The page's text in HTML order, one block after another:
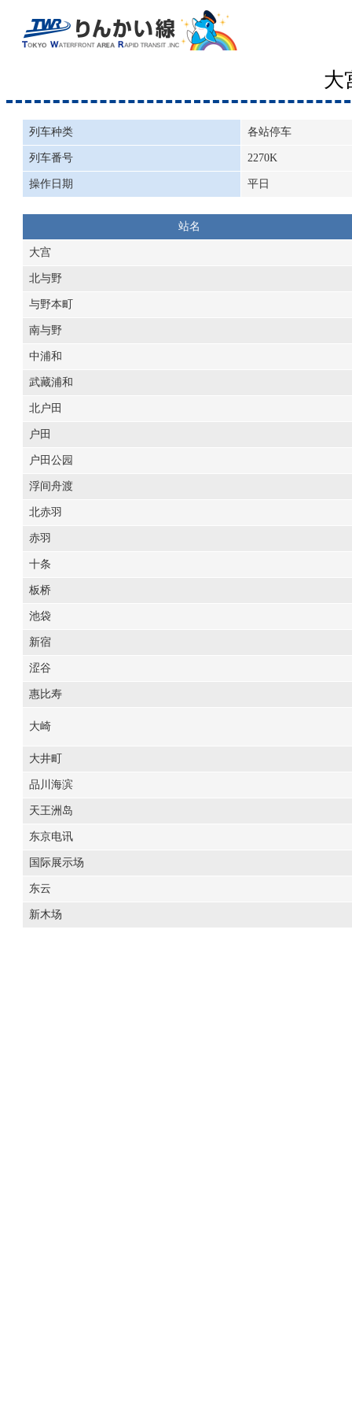
大
列车种类 各站停车
列车番号 2270K
操作日期 平日
站名
大宫
北与野
与野本町
南与野
中浦和
武藏浦和
北户田
户田
户田公园
浮间舟渡
北赤羽
赤羽
十条
板桥
池袋
新宿
涩谷
惠比寿
大崎
大井町
品川海滨
天王洲岛
东京电讯
国际展示场
东云
新木场